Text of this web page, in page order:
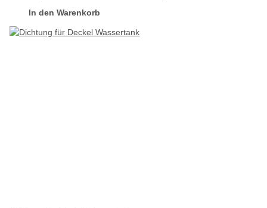
In den Warenkorb